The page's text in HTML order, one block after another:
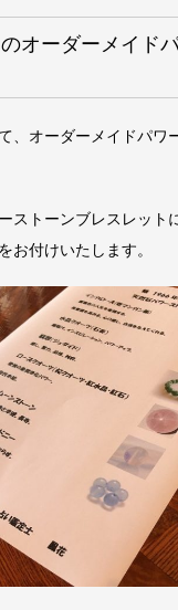
オーダーメイド
、オーダーメイドパワ
ストーンブレスレット
お付けいたします。